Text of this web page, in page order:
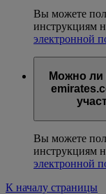
Вы можете
инструкциям
электронной
Можно ли
Вы можете
инструкциям
электронной
К началу страницы